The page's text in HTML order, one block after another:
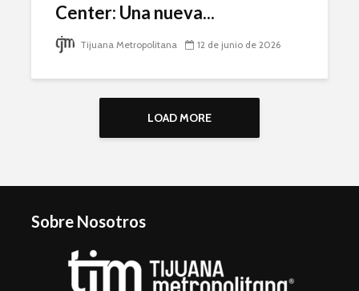
Center: Una nueva...
Tijuana Metropolitana 12 de junio de 2026
LOAD MORE
Sobre Nosotros